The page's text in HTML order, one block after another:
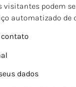
visitantes podem
automatizado de
dados